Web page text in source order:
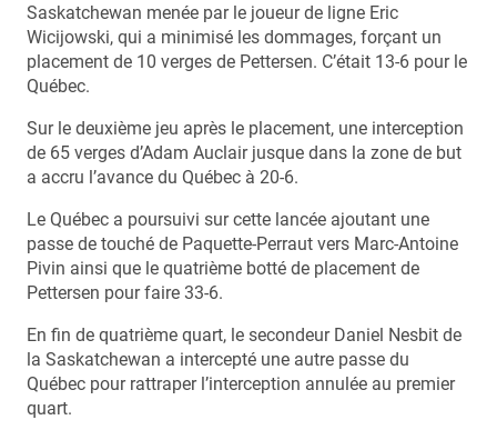
Saskatchewan menée par le joueur de ligne Eric
Wicijowski, qui a minimisé les dommages, forçant un
placement de 10 verges de Pettersen. C’était 13-6 pour le
Québec.
Sur le deuxième jeu après le placement, une interception
de 65 verges d’Adam Auclair jusque dans la zone de but
a accru l’avance du Québec à 20-6.
Le Québec a poursuivi sur cette lancée ajoutant une
passe de touché de Paquette-Perraut vers Marc-Antoine
Pivin ainsi que le quatrième botté de placement de
Pettersen pour faire 33-6.
En fin de quatrième quart, le secondeur Daniel Nesbit de
la Saskatchewan a intercepté une autre passe du
Québec pour rattraper l’interception annulée au premier
quart.